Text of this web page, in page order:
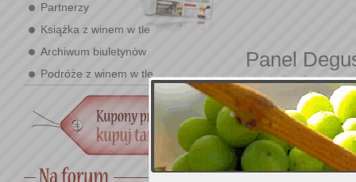
Partnerzy
Książka z winem w tle
Archiwum biuletynów
Podróże z winem w tle
Panel
2026/02/08
Panel
piąty odbył się
w Warszawie.
jej wino….. W